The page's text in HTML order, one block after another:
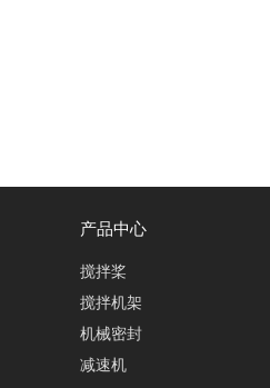
产品中心
搅拌桨
搅拌机架
机械密封
减速机